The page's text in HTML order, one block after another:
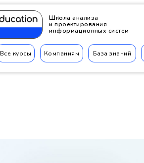
Школа анализа
и проектирования
информационных систем
Все курсы Компаниям База знаний